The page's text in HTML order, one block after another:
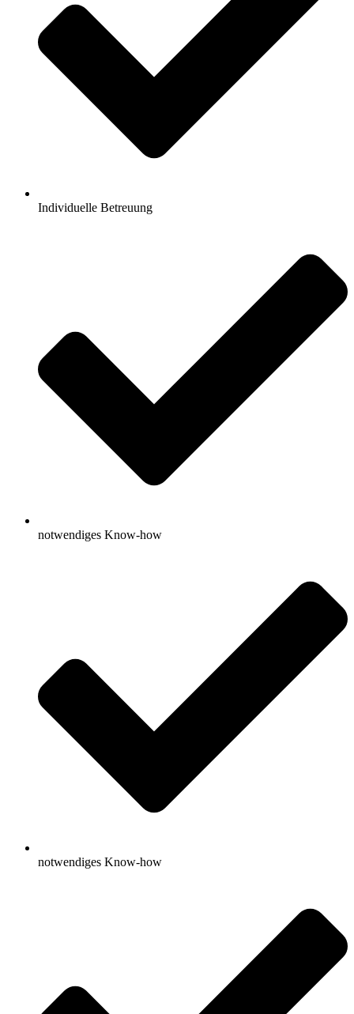
Individuelle Betreuung
notwendiges Know-how
notwendiges Know-how